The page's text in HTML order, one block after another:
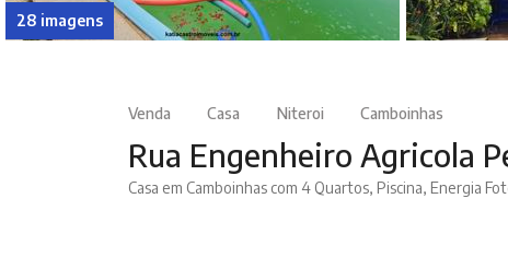
28 imagens
Venda Casa Niteroi Camboinhas
Rua Engenheiro Agricola
Casa em Camboinhas com 4 Quartos, Piscina, Energia